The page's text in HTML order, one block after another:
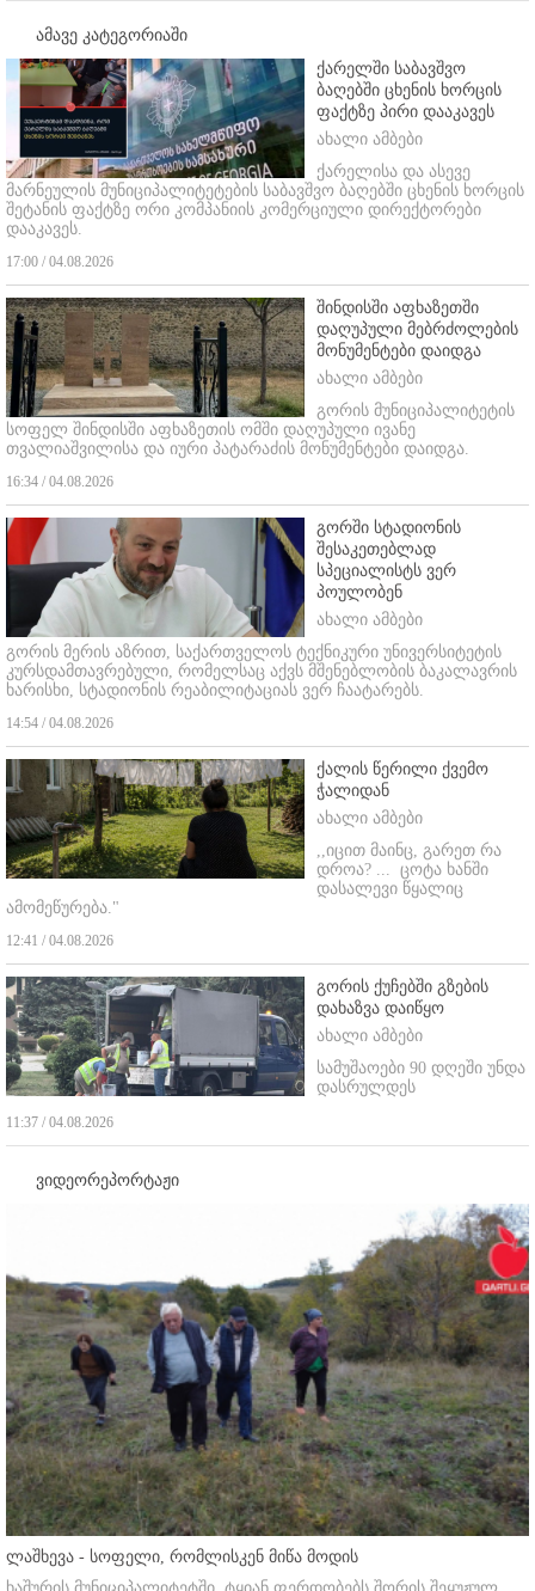
ამავე კატეგორიაში
ქარელში საბავშვო
ბაღებში ცხენის ხორცის
ფაქტზე პირი დააკავეს
ახალი ამბები
ქარელისა და ასევე
მარნეულის მუნიციპალიტეტების საბავშვო ბაღებში ცხენის ხორცის
შეტანის ფაქტზე ორი კომპანიის კომერციული დირექტორები
დააკავეს.
17:00 / 04.08.2026
შინდისში აფხაზეთში
დაღუპული მებრძოლების
მონუმენტები დაიდგა
ახალი ამბები
გორის მუნიციპალიტეტის
სოფელ შინდისში აფხაზეთის ომში დაღუპული ივანე
თვალიაშვილისა და იური პატარაძის მონუმენტები დაიდგა.
16:34 / 04.08.2026
გორში სტადიონის
შესაკეთებლად
სპეციალისტს ვერ
პოულობენ
ახალი ამბები
გორის მერის აზრით, საქართველოს ტექნიკური უნივერსიტეტის
კურსდამთავრებული, რომელსაც აქვს მშენებლობის ბაკალავრის
ხარისხი, სტადიონის რეაბილიტაციას ვერ ჩაატარებს.
14:54 / 04.08.2026
ქალის წერილი ქვემო
ჭალიდან
ახალი ამბები
,,იცით მაინც, გარეთ რა
დროა? ... ცოტა ხანში
დასალევი წყალიც
ამომეწურება."
12:41 / 04.08.2026
გორის ქუჩებში გზების
დახაზვა დაიწყო
ახალი ამბები
სამუშაოები 90 დღეში უნდა
დასრულდეს
11:37 / 04.08.2026
ვიდეორეპორტაჟი
ლაშხევა - სოფელი, რომლისკენ მიწა მოდის